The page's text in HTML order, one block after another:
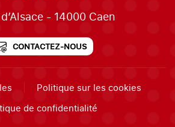
- 14000 Caen
CONTACTEZ-NOUS
Politique sur les cookies
de confidentialité